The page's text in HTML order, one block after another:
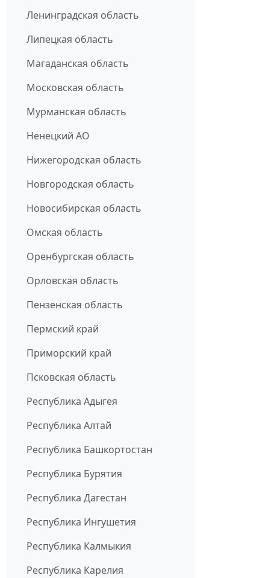
Ленинградская область
Липецкая область
Магаданская область
Московская область
Мурманская область
Ненецкий АО
Нижегородская область
Новгородская область
Новосибирская область
Омская область
Оренбургская область
Орловская область
Пензенская область
Пермский край
Приморский край
Псковская область
Республика Адыгея
Республика Алтай
Республика Башкортостан
Республика Бурятия
Республика Дагестан
Республика Ингушетия
Республика Калмыкия
Республика Карелия